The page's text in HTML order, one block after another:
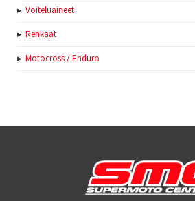
Voiteluaineet
Renkaat
Motocross / Enduro